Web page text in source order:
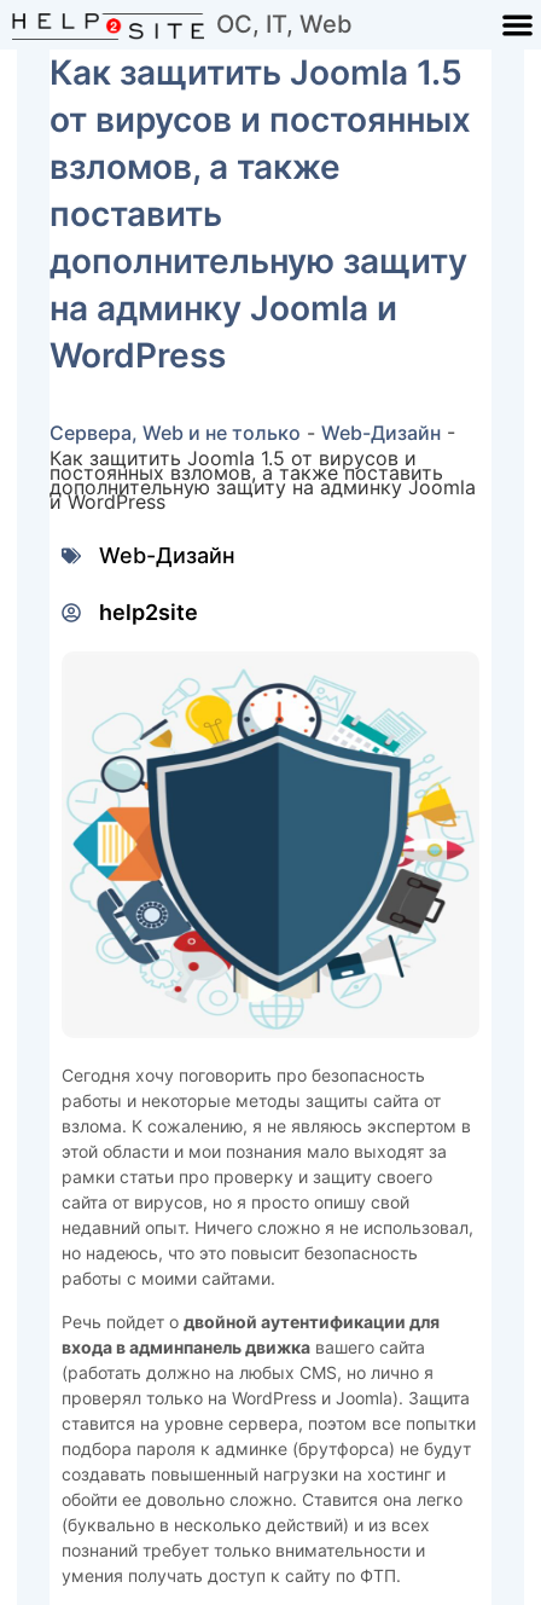
ОС, IT, Web
Как защитить Joomla 1.5
от вирусов и постоянных
взломов, а также
поставить
дополнительную защиту
на админку Joomla и
WordPress
Сервера, Web и не только - Web-Дизайн-
Как защитить Joomla 1.5 от вирусов и
постоянных взломов, а также поставить
дополнительную защиту на админку Joomla
и WordPress
Web-Дизайн
help2site
Сегодня хочу поговорить про безопасность
работы и некоторые методы защиты сайта от
взлома. К сожалению, я не являюсь экспертом в
этой области и мои познания мало выходят за
рамки статьи про проверку и защиту своего
сайта от вирусов, но я просто опишу свой
недавний опыт. Ничего сложно я не использовал,
но надеюсь, что это повысит безопасность
работы с моими сайтами.
Речь пойдет о двойной аутентификации для
входа в админпанель движкавашего сайта
(работать должно на любых CMS, но лично я
проверял только на WordPress и Joomla). Защита
ставится на уровне сервера, поэтом все попытки
подбора пароля к админке (брутфорса) не будут
создавать повышенный нагрузки на хостинг и
обойти ее довольно сложно. Ставится она легко
(буквально в несколько действий) и из всех
познаний требует только внимательности и
умения получать доступ к сайту по ФТП.